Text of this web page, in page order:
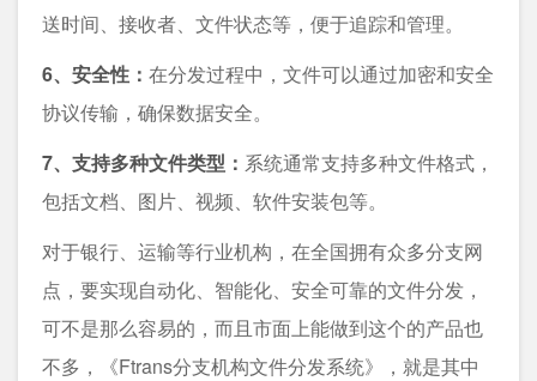
送时间、接收者、文件状态等，便于追踪和管理。
6、安全性： 在分发过程中，文件可以通过加密和安全
协议传输，确保数据安全。
7、支持多种文件类型： 系统通常支持多种文件格式，
包括文档、图片、视频、软件安装包等。
对于银行、运输等行业机构，在全国拥有众多分支网
点，要实现自动化、智能化、安全可靠的文件分发，
可不是那么容易的，而且市面上能做到这个的产品也
不多，《Ftrans分支机构文件分发系统》，就是其中